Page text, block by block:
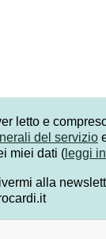
letto e
del servizio
miei dati ( leggi
alla